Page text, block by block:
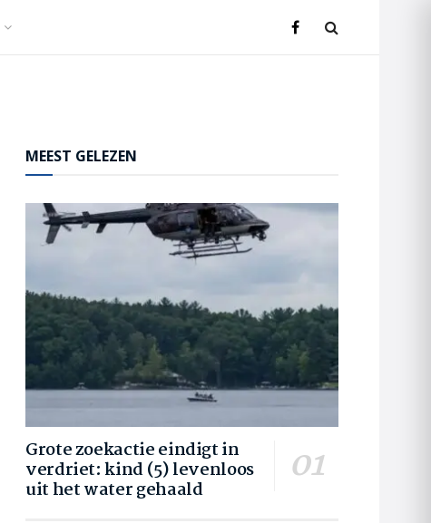
MEEST GELEZEN
Grote zoekactie eindigt in
verdriet: kind (5) levenloos
uit het water gehaald